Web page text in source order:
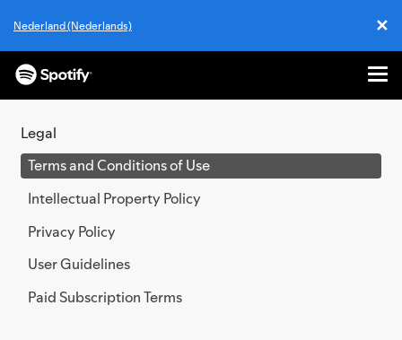
Nederland (Nederlands)
✕
Legal
Terms and Conditions of Use
Intellectual Property Policy
Privacy Policy
User Guidelines
Paid Subscription Terms